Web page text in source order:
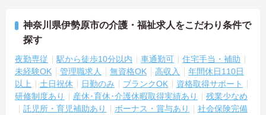
神奈川県伊勢原市の介護・福祉求人をこだわり条件で
探す
夜勤専従 駅から徒歩10分以内 車通勤可
住宅手当・補助
未経験OK
管理職求人 無資格OK 高収入
年間休日110日
以上
土日祝休 日勤のみ ブランクOK
資格取得サポート
研修制度あり
産休･育休･介護休暇取得実績あり
残業少なめ
託児所・育児補助あり
ボーナス・賞与あり
社会保険完備